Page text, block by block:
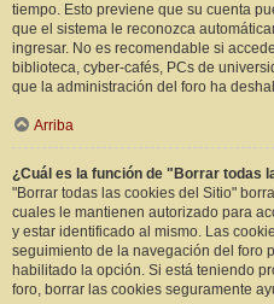
tiempo. Esto previene que su cuenta
que el sistema le reconozca
ingresar. No es recomendable si
biblioteca, cyber-cafés, PCs de
que la administración del foro ha
Arriba
¿Cuál es la función de "Borrar todas
"Borrar todas las cookies del Sitio"
cuales le mantienen autorizado para
y estar identificado al mismo. Las
seguimiento de la navegación del foro
habilitado la opción. Si está teniendo
foro, borrar las cookies seguramente